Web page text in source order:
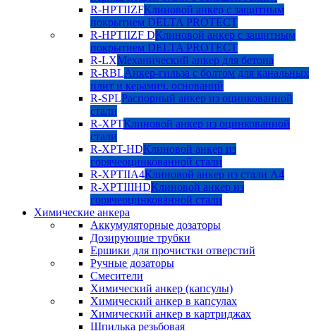
R-HPTIIZFКлиновой анкер с защитным
покрытием DELTA PROTECT
R-HPTIIZF DКлиновой анкер с защитным
покрытием DELTA PROTECT
R-LXМеханический анкер для бетона
R-RBLАнкер-гильза с болтом для канальных
плит и керамич. оснований
R-SPLРаспорный анкер из оцинкованной
стали
R-XPTКлиновой анкер из оцинкованной
стали
R-XPT-HDКлиновой анкер из
горячеоцинкованной стали
R-XPTIIA4Клиновой анкер из стали А4
R-XPTIIIHDКлиновой анкер из
горячеоцинкованной стали
Химические анкера
Аккумуляторные дозаторы
Дозирующие трубки
Ершики для прочистки отверстий
Ручные дозаторы
Смесители
Химический анкер (капсулы)
Химический анкер в капсулах
Химический анкер в картриджах
Шпилька резьбовая